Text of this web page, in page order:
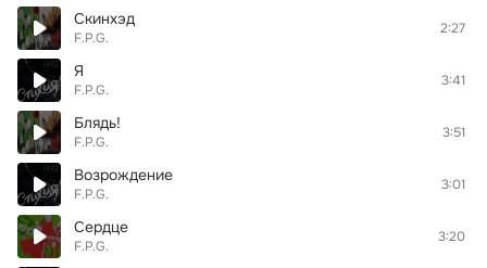
Скинхэд
F.P.G.
2:27
Я
F.P.G.
3:41
Блядь!
F.P.G.
3:51
Возрождение
F.P.G.
3:01
Сердце
F.P.G.
3:20